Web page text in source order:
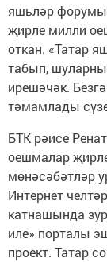
яшьләр
җирле милли
откан. «Татар
табып,
ирешәчәк.
тәмамлады
БТК рәисе
оешмалар
мөнәсәбәтләр
Интернет
катнашында
иле» порталы
проект. Татар